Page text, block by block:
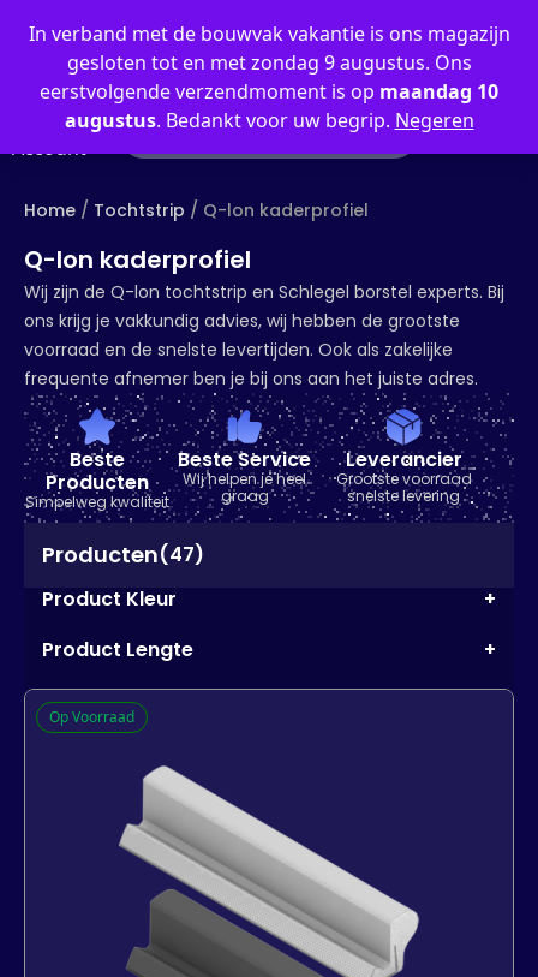
In verband met de bouwvak vakantie is ons magazijn
gesloten tot en met zondag 9 augustus. Ons
eerstvolgende verzendmoment is op maandag 10
augustus. Bedankt voor uw begrip. Negeren
Mijn
Account
Home / Tochtstrip / Q-lon kaderprofiel
Q-lon kaderprofiel
Wij zijn de Q-lon tochtstrip en Schlegel borstel experts. Bij
ons krijg je vakkundig advies, wij hebben de grootste
voorraad en de snelste levertijden. Ook als zakelijke
frequente afnemer ben je bij ons aan het juiste adres.
Beste
Producten
Simpelweg kwaliteit
Beste Service
Wij helpen je heel
graag
Leverancier
Grootste voorraad
snelste levering
Producten(47)
Product Kleur
+
Product Lengte
+
Op Voorraad